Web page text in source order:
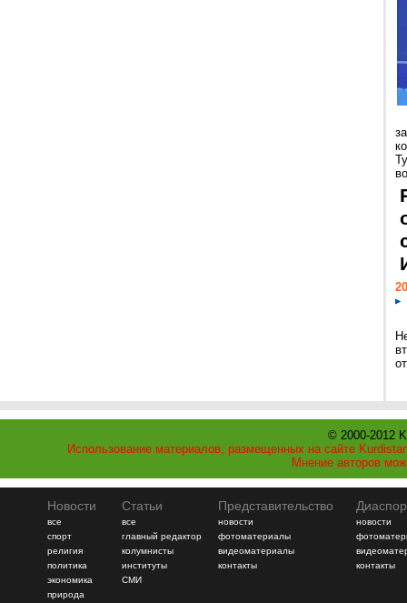
© 2000-2012
Использование материалов, размещенных на сайте
Мнение авторов
Новости
все
спорт
религия
политика
экономика
природа
Статьи
все
главный редактор
колумнисты
институты
СМИ
Представительство
новости
фотоматериалы
видеоматериалы
контакты
новости
контакты